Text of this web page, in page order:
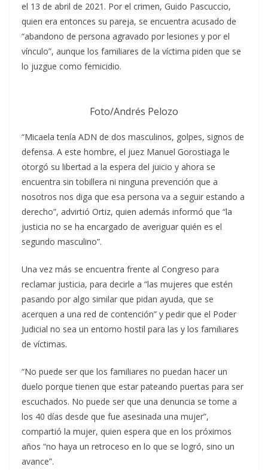
el 13 de abril de 2021. Por el crimen, Guido Pascuccio,
quien era entonces su pareja, se encuentra acusado de
“abandono de persona agravado por lesiones y por el
vínculo”, aunque los familiares de la víctima piden que se
lo juzgue como femicidio.
Foto/Andrés Pelozo
“Micaela tenía ADN de dos masculinos, golpes, signos de
defensa. A este hombre, el juez Manuel Gorostiaga le
otorgó su libertad a la espera del juicio y ahora se
encuentra sin tobillera ni ninguna prevención que a
nosotros nos diga que esa persona va a seguir estando a
derecho”, advirtió Ortiz, quien además informó que “la
justicia no se ha encargado de averiguar quién es el
segundo masculino”.
Una vez más se encuentra frente al Congreso para
reclamar justicia, para decirle a “las mujeres que estén
pasando por algo similar que pidan ayuda, que se
acerquen a una red de contención” y pedir que el Poder
Judicial no sea un entorno hostil para las y los familiares
de víctimas.
“No puede ser que los familiares no puedan hacer un
duelo porque tienen que estar pateando puertas para ser
escuchados. No puede ser que una denuncia se tome a
los 40 días desde que fue asesinada una mujer”,
compartió la mujer, quien espera que en los próximos
años “no haya un retroceso en lo que se logró, sino un
avance”.